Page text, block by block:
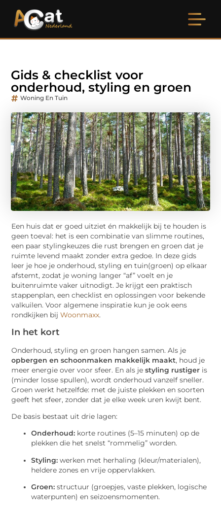
Gids & checklist voor
onderhoud, styling en groen
Woning En Tuin
Een huis dat er goed uitziet én makkelijk bij te houden is
geen toeval: het is een combinatie van slimme routines,
een paar stylingkeuzes die rust brengen en groen dat je
ruimte levend maakt zonder extra gedoe. In deze gids
leer je hoe je onderhoud, styling en tuin(groen) op elkaar
afstemt, zodat je woning langer “af” voelt en je
buitenruimte vaker uitnodigt. Je krijgt een praktisch
stappenplan, een checklist en oplossingen voor bekende
valkuilen. Voor algemene inspiratie kun je ook eens
rondkijken bijWoonmaxx.
In het kort
Onderhoud, styling en groen hangen samen. Als je
opbergen en schoonmaken makkelijk maakt, houd je
meer energie over voor sfeer. En als jestyling rustiger is
(minder losse spullen), wordt onderhoud vanzelf sneller.
Groen werkt hetzelfde: met de juiste plekken en soorten
geeft het sfeer, zonder dat je elke week uren kwijt bent.
De basis bestaat uit drie lagen:
Onderhoud: korte routines (5–15 minuten) op de
plekken die het snelst “rommelig” worden.
Styling: werken met herhaling (kleur/materialen),
heldere zones en vrije oppervlakken.
Groen: structuur (groepjes, vaste plekken, logische
waterpunten) en seizoensmomenten.